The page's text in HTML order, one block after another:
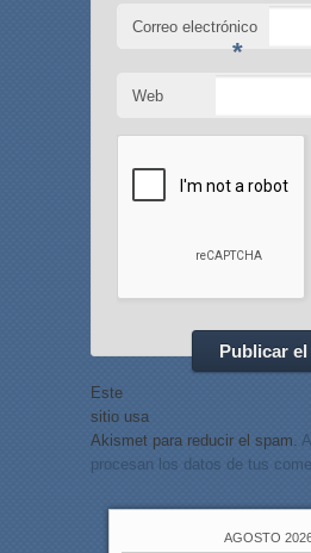
Correo electrónico
*
Web
Este
sitio usa
Akismet para reducir el spam.
procesan los datos de tus
AGOSTO